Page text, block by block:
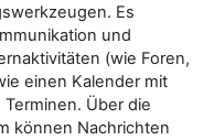
Es
und
(wie Foren,
einen Kalender mit
Über die
können Nachrichten